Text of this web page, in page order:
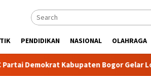
PENDIDIKAN NASIONAL OLAHRAGA
Kabupaten Bogor Gelar Lomba